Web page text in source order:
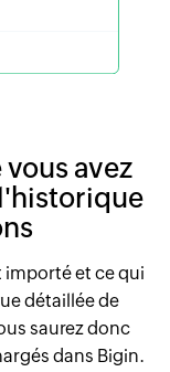
avez
importé et ce qui
détaillée de
saurez donc
dans Bigin.